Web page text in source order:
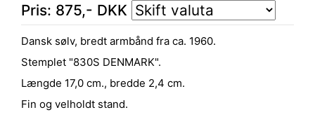
Pris: 875,- DKK
Dansk sølv, bredt armbånd fra ca. 1960.
Stemplet "830S DENMARK".
Længde 17,0 cm., bredde 2,4 cm.
Fin og velholdt stand.